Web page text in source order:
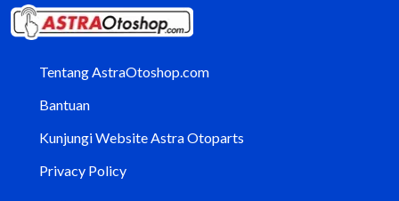
Tentang AstraOtoshop.com
Bantuan
Kunjungi Website Astra Otoparts
Privacy Policy